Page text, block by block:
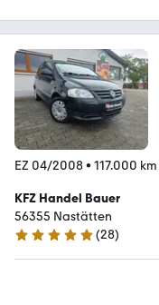
EZ 04/2008• 117.000 km
KFZ Handel Bauer
56355 Nastätten
5 Sterne
(28)